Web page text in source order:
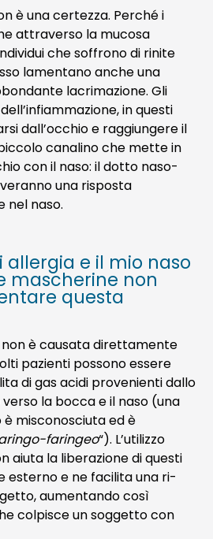
è una certezza. Perché i
attraverso la mucosa
che soffrono di rinite
lamentano anche una
lacrimazione. Gli
in questi
dall’occhio e raggiungere il
canalino che mette in
con il naso: il dotto naso-
una risposta
nel naso.
allergia e il mio naso
mascherine non
questa
non è causata direttamente
pazienti possono essere
di gas acidi provenienti dallo
la bocca e il naso (una
misconosciuta ed è
faringeo“). L’utilizzo
aiuta la liberazione di questi
esterno e ne facilita una ri-
aumentando così
colpisce un soggetto con